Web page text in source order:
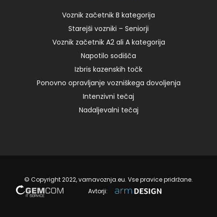
14. 05. 2024
Voznik začetnik B kategorija
Starejši vozniki – Seniorji
Voznik začetnik A2 ali A kategorija
Napotilo sodišča
Izbris kazenskih točk
Ponovno opravljanje vozniškega dovoljenja
Intenzivni tečaj
Nadaljevalni tečaj
© Copyright 2022, varnavoznja.eu. Vse pravice pridržane.
Avtorji: